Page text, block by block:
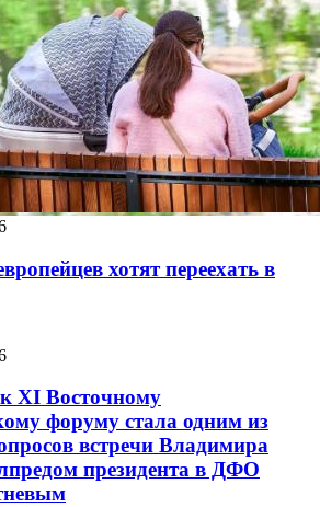
хотят переехать в
XI Восточному
форуму стала одним из
встречи Владимира
президента в ДФО